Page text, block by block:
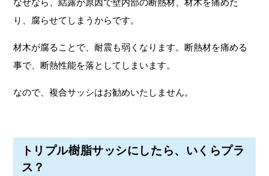
り、腐らせてしまうからです。
材木が腐ることで、耐震も弱くなります。断熱材を痛める
事で、断熱性能を落としてしまいます。
なので、複合サッシはお勧めいたしません。
トリプル樹脂サッシにしたら、いくらプラ
ス？